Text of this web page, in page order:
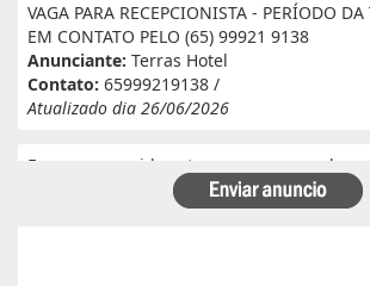
VAGA PARA RECEPCIONISTA - PERÍODO DA
EM CONTATO PELO (65) 99921 9138
Anunciante: Terras Hotel
Contato: 65999219138 /
Atualizado dia 26/06/2026
Eu e meu marido estamos a procura de
fazenda. Eu tenho experiência e
tem experiência e referência em lavoura.